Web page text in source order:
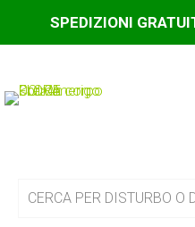
SPEDIZIONI
CERCA PER DISTURBO O